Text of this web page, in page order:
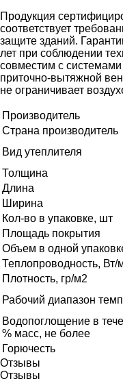
Продукция
соответствует
защите зданий.
лет при соблюдении
совместим с
приточно-вытяжной
не ограничивает
Производитель
Страна производитель
Вид утеплителя
Толщина
Длина
Ширина
Кол-во в упаковке, шт
Площадь покрытия
Объем в одной
Теплопроводность, Вт/
Плотность, гр/м2
Рабочий диапазон
Водопоглощение в
% масс, не более
Горючесть
Отзывы
Отзывы